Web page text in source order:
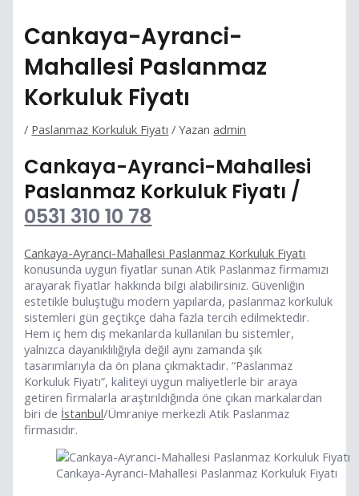
Cankaya-Ayranci-
Mahallesi Paslanmaz
Korkuluk Fiyatı
/ Paslanmaz Korkuluk Fiyatı / Yazan admin
Cankaya-Ayranci-Mahallesi
Paslanmaz Korkuluk Fiyatı /
0531 310 10 78
Cankaya-Ayranci-Mahallesi Paslanmaz Korkuluk Fiyatı
konusunda uygun fiyatlar sunan Atik Paslanmaz firmamızı
arayarak fiyatlar hakkında bilgi alabilirsiniz. Güvenliğin
estetikle buluştuğu modern yapılarda, paslanmaz korkuluk
sistemleri gün geçtikçe daha fazla tercih edilmektedir.
Hem iç hem dış mekanlarda kullanılan bu sistemler,
yalnızca dayanıklılığıyla değil aynı zamanda şık
tasarımlarıyla da ön plana çıkmaktadır. “Paslanmaz
Korkuluk Fiyatı”, kaliteyi uygun maliyetlerle bir araya
getiren firmalarla araştırıldığında öne çıkan markalardan
biri de İstanbul/Ümraniye merkezli Atik Paslanmaz
firmasıdır.
Cankaya-Ayranci-Mahallesi Paslanmaz Korkuluk Fiyatı